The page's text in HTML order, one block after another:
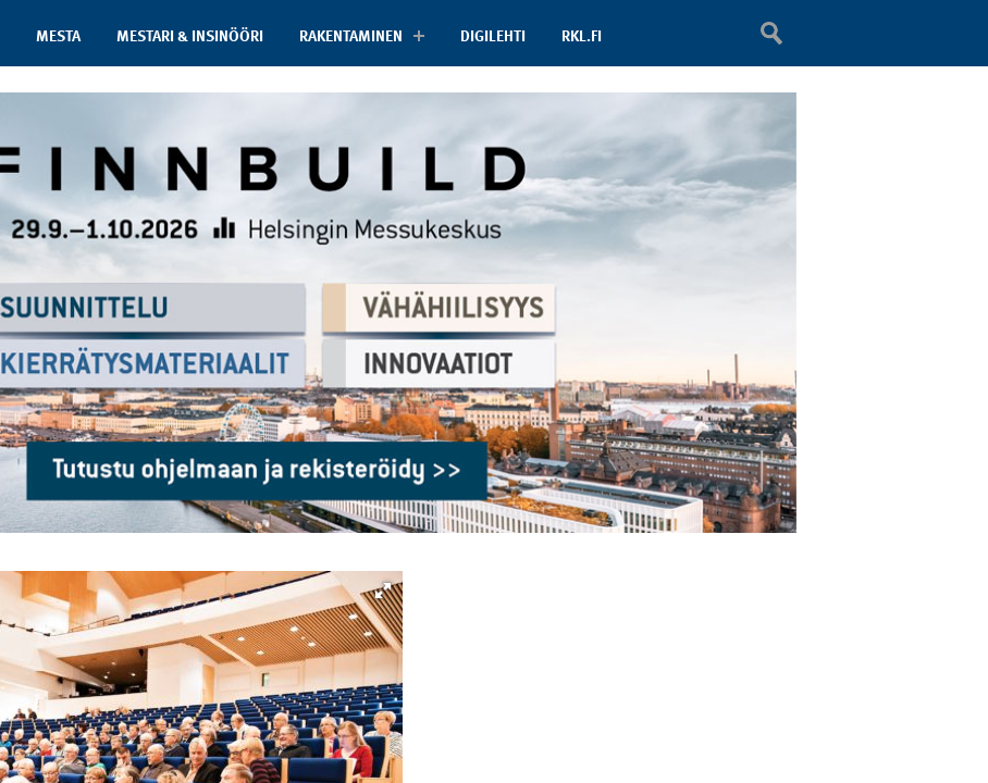
MESTA MESTARI & INSINÖÖRI RAKENTAMINEN DIGILEHTI RKL.FI